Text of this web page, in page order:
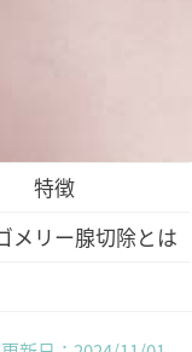
特徴
メリー腺切除とは